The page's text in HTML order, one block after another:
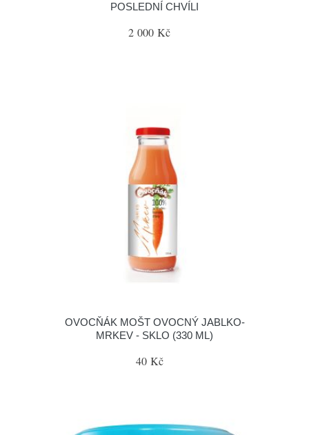
POSLEDNÍ CHVÍLI
2 000 Kč
OVOCŇÁK MOŠT OVOCNÝ JABLKO-
MRKEV - SKLO (330 ML)
40 Kč